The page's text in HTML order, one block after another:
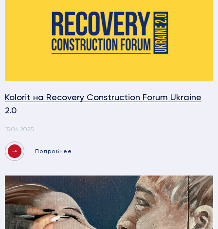
Kolorit на Recovery Construction Forum Ukraine
2.0
15.04.2025
Подробнее